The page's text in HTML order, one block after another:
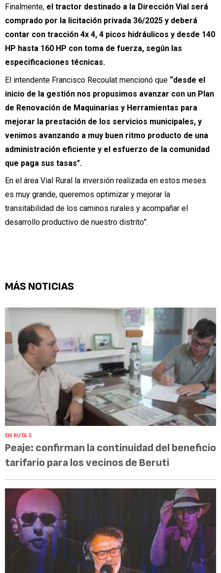
Finalmente, el tractor destinado a la Dirección Vial será
comprado por la licitación privada 36/2025 y deberá
contar con tracción 4x 4, 4 picos hidráulicos y desde 140
HP hasta 160 HP con toma de fuerza, según las
especificaciones técnicas.
El intendente Francisco Recoulat mencionó que “desde el
inicio de la gestión nos propusimos avanzar con un Plan
de Renovación de Maquinarias y Herramientas para
mejorar la prestación de los servicios municipales, y
venimos avanzando a muy buen ritmo producto de una
administración eficiente y el esfuerzo de la comunidad
que paga sus tasas".
En el área Vial Rural la inversión realizada en estos meses
es muy grande, queremos optimizar y mejorar la
transitabilidad de los caminos rurales y acompañar el
desarrollo productivo de nuestro distrito”.
MÁS NOTICIAS
EN RUTA 5
Peaje: confirman la continuidad del beneficio
tarifario para los vecinos de Beruti